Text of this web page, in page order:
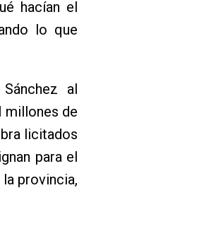
hacían el
lo que
al
millones de
licitados
para el
provincia,